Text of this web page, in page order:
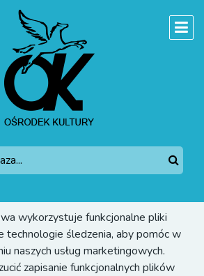
wykorzystuje funkcjonalne pliki
technologie śledzenia, aby pomóc w
naszych usług marketingowych.
zapisanie funkcjonalnych plików